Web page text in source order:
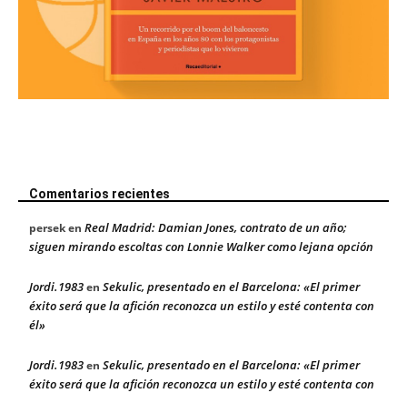
Comentarios recientes
perseken Real Madrid: Damian Jones, contrato de un año;
siguen mirando escoltas con Lonnie Walker como lejana opción
Jordi.1983en Sekulic, presentado en el Barcelona: «El primer
éxito será que la afición reconozca un estilo y esté contenta con
él»
Jordi.1983en Sekulic, presentado en el Barcelona: «El primer
éxito será que la afición reconozca un estilo y esté contenta con